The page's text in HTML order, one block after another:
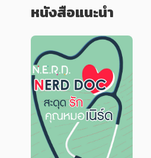
หนังสือแนะนำ